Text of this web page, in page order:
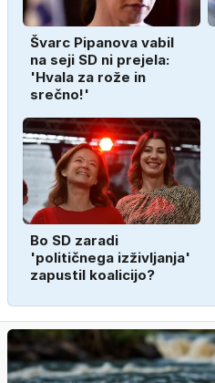
Švarc Pipanova vabil
na seji SD ni prejela:
'Hvala za rože in
srečno!'
Bo SD zaradi
'političnega izživljanja'
zapustil koalicijo?